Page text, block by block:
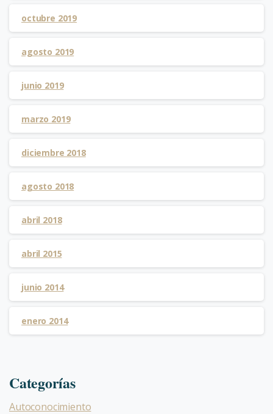
octubre 2019
agosto 2019
junio 2019
marzo 2019
diciembre 2018
agosto 2018
abril 2018
abril 2015
junio 2014
enero 2014
Categorías
Autoconocimiento